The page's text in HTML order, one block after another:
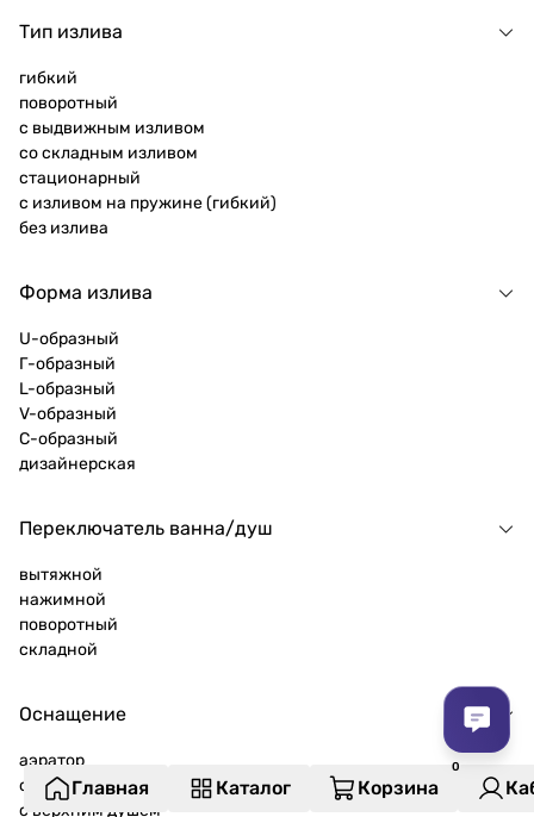
Тип излива
гибкий
поворотный
с выдвижным изливом
со складным изливом
стационарный
с изливом на пружине (гибкий)
без излива
Форма излива
U-образный
Г-образный
L-образный
V-образный
C-образный
дизайнерская
Переключатель ванна/душ
вытяжной
нажимной
поворотный
складной
Оснащение
аэратор
с донным клапаном
с верхним душем
Главная Каталог Корзина